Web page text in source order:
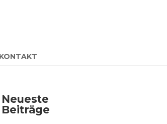
KONTAKT
Neueste
Beiträge